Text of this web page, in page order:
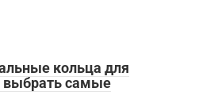
кольца для
выбрать самые